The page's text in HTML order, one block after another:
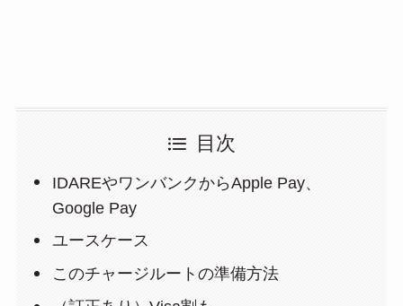
目次
IDAREやワンバンクからApple Pay、
Google Pay
ユースケース
このチャージルートの準備方法